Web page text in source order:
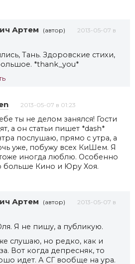
Артем (автор)
2013-05-07 в
Тань. Здоровские стихи,
*thank_you*
2013-05-07 в 01:23
ты не делом занялся! Гости
а он статьи пишет *dash*
послушаю, прямо с утра, а
уже, побужу всех КиШем. Я
тоже иногда люблю. Особенно
больше Кино и Юру Хоя.
Артем (автор)
2013-05-07 в
Я не пишу, а публикую.
слушаю, но редко, как и
Вот когда депресняк, то
идет. А СГ вообще на ура.